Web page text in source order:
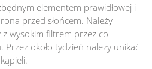
elementem prawidłowej i
przed słońcem. Należy
wysokim filtrem przez co
około tydzień należy unikać